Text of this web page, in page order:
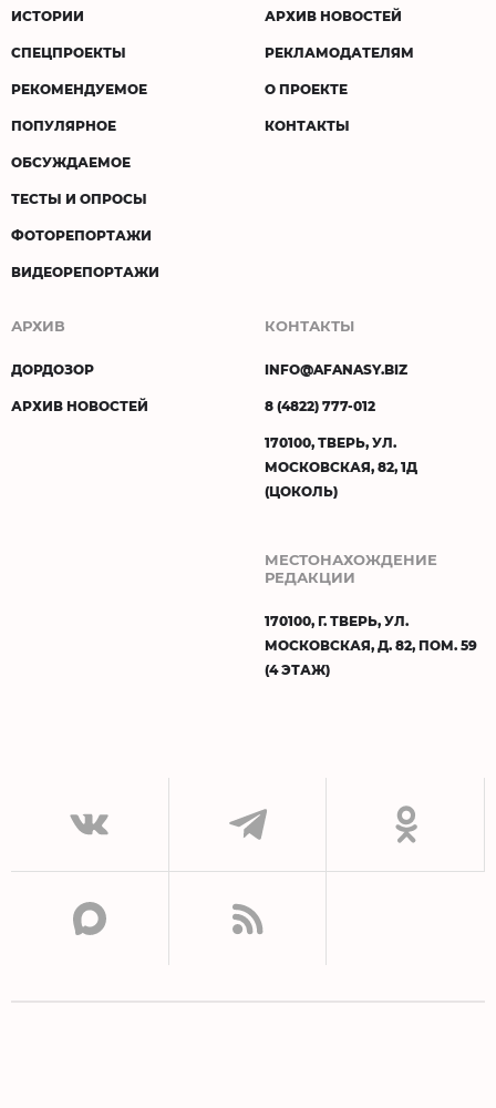
ИСТОРИИ
СПЕЦПРОЕКТЫ
РЕКОМЕНДУЕМОЕ
ПОПУЛЯРНОЕ
ОБСУЖДАЕМОЕ
ТЕСТЫ И ОПРОСЫ
ФОТОРЕПОРТАЖИ
ВИДЕОРЕПОРТАЖИ
АРХИВ НОВОСТЕЙ
РЕКЛАМОДАТЕЛЯМ
О ПРОЕКТЕ
КОНТАКТЫ
АРХИВ
ДОРДОЗОР
АРХИВ НОВОСТЕЙ
КОНТАКТЫ
INFO@AFANASY.BIZ
8 (4822) 777-012
170100, ТВЕРЬ, УЛ.
МОСКОВСКАЯ, 82, 1Д
(ЦОКОЛЬ)
МЕСТОНАХОЖДЕНИЕ
РЕДАКЦИИ
170100, Г. ТВЕРЬ, УЛ.
МОСКОВСКАЯ, Д. 82, ПОМ. 59
(4 ЭТАЖ)